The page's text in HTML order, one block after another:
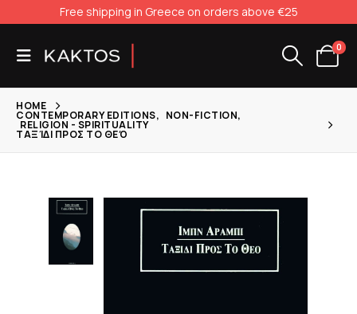
Free shipping in Greece on orders above €25
0
HOME
CONTEMPORARY EDITIONS, NON-FICTION,
RELIGION - SPIRITUALITY
ΤΑΞΊΔΙ ΠΡΟΣ ΤΟ ΘΕΌ